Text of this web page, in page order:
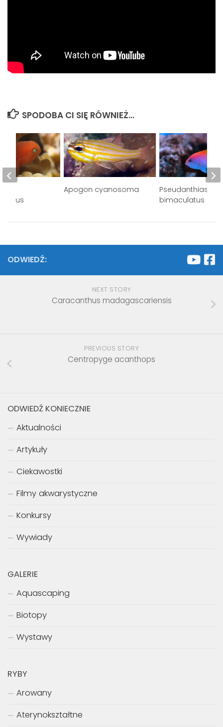
SPODOBA CI SIĘ RÓWNIEŻ...
Apogon cyanosoma
Pseudanthias
bimaculatus
ODWIEDŹ:
NEXT STORY
Caracanthus madagascariensis
PREVIOUS STORY
Centropyge acanthops
ODWIEDŹ KONIECZNIE
Aktualności
Artykuły
Ciekawostki
Filmy akwarystyczne
Konkursy
Wywiady
GALERIE
Aquascaping
Biotopy
Wystawy
RYBY
Arowany
Aterynokształtne